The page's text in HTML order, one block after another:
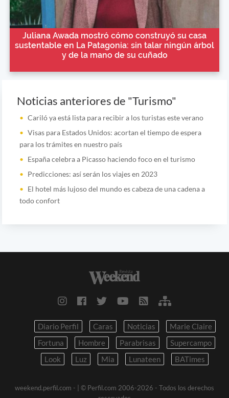
Juliana Awada mostró cómo construyó su casa
sustentable en La Patagonia: sin talar ningún árbol
y de la mano de su cuñado
Noticias anteriores de "Turismo"
Cariló ya está lista para recibir a los turistas este verano
Visas para Estados Unidos: acortan el tiempo de espera
para los trámites en nuestro país
España celebra a Picasso haciendo foco en el turismo
Predicciones: así serán los viajes en 2023
El hotel más lujoso del mundo es cabeza de una cadena a
todo confort
Diario Perfil Caras Noticias
Marie Claire
Fortuna
Hombre Parabrisas
Supercampo
Look
Luz Mia Lunateen BATimes
weekend.perfil.com - | © Perfil.com 2006-2026 - Todos los derechos